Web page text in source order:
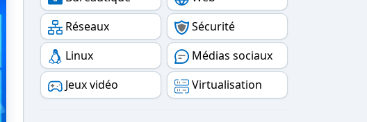
Réseaux
Sécurité
Linux
Médias sociaux
Jeux vidéo
Virtualisation